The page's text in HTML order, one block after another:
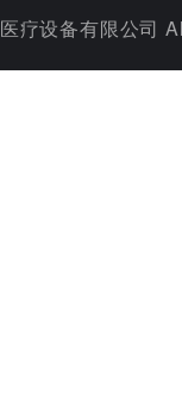
疗设备有限公